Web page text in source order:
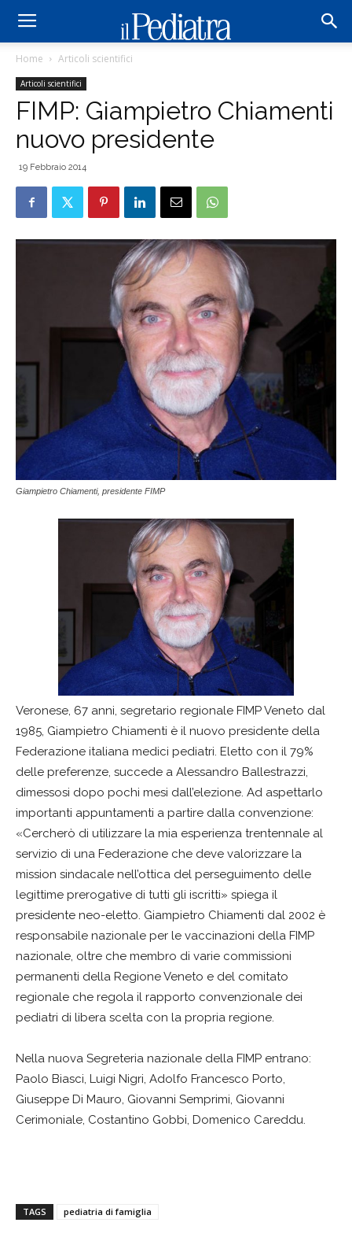
Home Articoli scientifici
Articoli scientifici
FIMP: Giampietro Chiamenti
nuovo presidente
19 Febbraio 2014
Giampietro Chiamenti, presidente FIMP
Veronese, 67 anni, segretario regionale FIMP Veneto dal
1985, Giampietro Chiamenti è il nuovo presidente della
Federazione italiana medici pediatri. Eletto con il 79%
delle preferenze, succede a Alessandro Ballestrazzi,
dimessosi dopo pochi mesi dall’elezione. Ad aspettarlo
importanti appuntamenti a partire dalla convenzione:
«Cercherò di utilizzare la mia esperienza trentennale al
servizio di una Federazione che deve valorizzare la
mission sindacale nell’ottica del perseguimento delle
legittime prerogative di tutti gli iscritti» spiega il
presidente neo-eletto. Giampietro Chiamenti dal 2002 è
responsabile nazionale per le vaccinazioni della FIMP
nazionale, oltre che membro di varie commissioni
permanenti della Regione Veneto e del comitato
regionale che regola il rapporto convenzionale dei
pediatri di libera scelta con la propria regione.
Nella nuova Segreteria nazionale della FIMP entrano:
Paolo Biasci, Luigi Nigri, Adolfo Francesco Porto,
Giuseppe Di Mauro, Giovanni Semprimi, Giovanni
Cerimoniale, Costantino Gobbi, Domenico Careddu.
TAGS pediatria di famiglia